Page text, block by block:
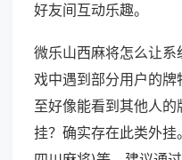
好友间互动乐趣。
微乐山西麻将怎么让
戏中遇到部分用户的
至好像能看到其他人
挂？确实存在此类外